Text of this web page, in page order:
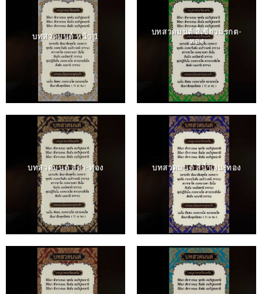
บทสวดมนต์ หน้า 1
บทสวดมนต์ สีเขียวมรกต-
ทอง
บทสวดมนต์ สีดำ-ทอง บทสวดมนต์ สีน้ำเงิน-ทอง